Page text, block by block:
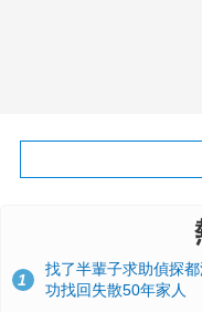
1
找了半輩子求助偵探
功找回失散50年家人